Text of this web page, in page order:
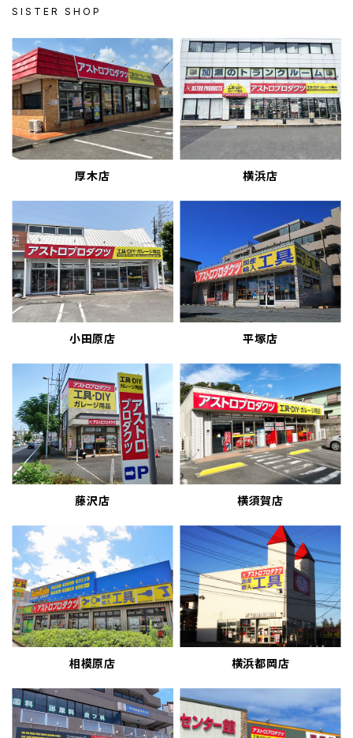
SISTER SHOP
厚木店 横浜店
小田原店 平塚店
藤沢店 横須賀店
相模原店 横浜都岡店